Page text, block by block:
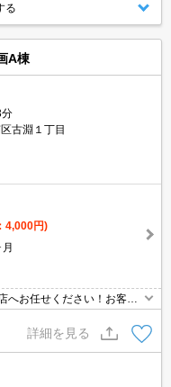
る
A棟
古淵１丁目
4,000円)
お任せください！お客様
能です！！お引越しのプロ
！★詳細を見る